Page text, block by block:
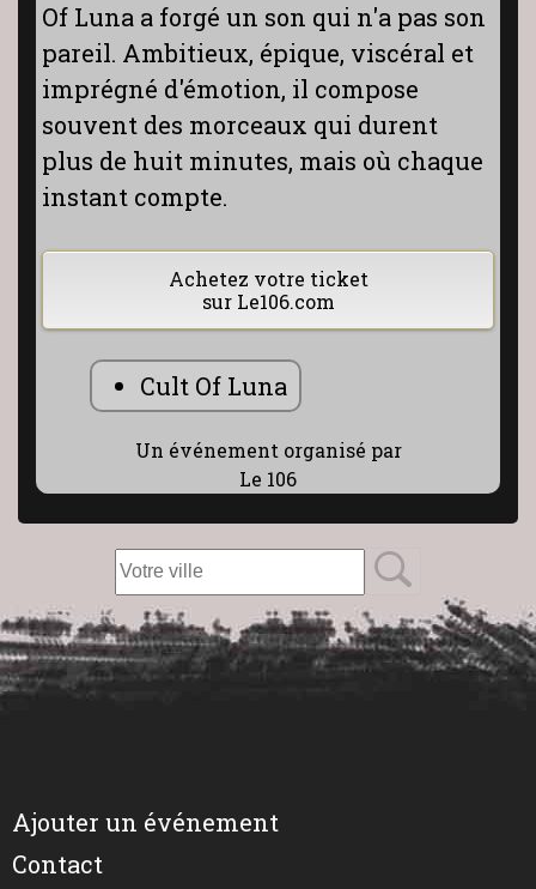
Of Luna a forgé un son qui n'a pas son
pareil. Ambitieux, épique, viscéral et
imprégné d'émotion, il compose
souvent des morceaux qui durent
plus de huit minutes, mais où chaque
instant compte.
Achetez votre ticket
sur Le106.com
Cult Of Luna
Un événement organisé par
Le 106
Ajouter un événement
Contact